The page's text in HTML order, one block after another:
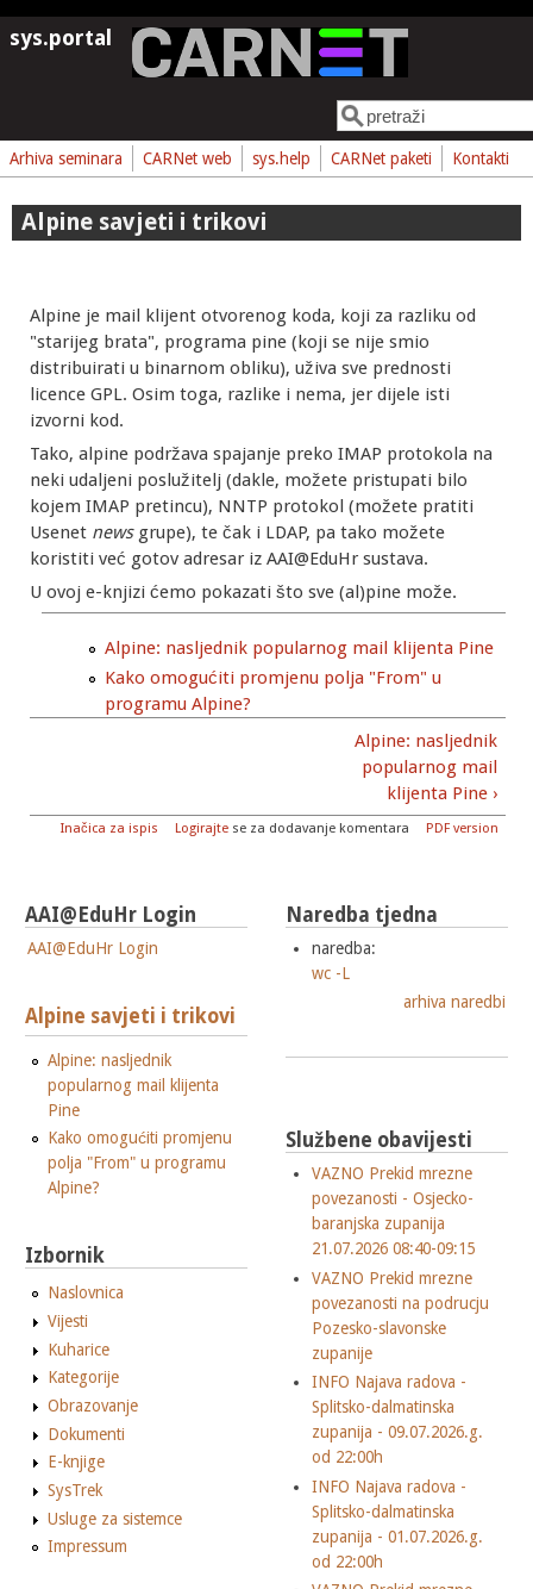
Skoči na glavni sadržaj
sys.portal
Obrazac pretrage
Pretraga
Arhiva seminara CARNet web sys.help CARNet paketi Kontakti
Alpine savjeti i trikovi
Alpine je mail klijent otvorenog koda, koji za razliku od
"starijeg brata", programa pine (koji se nije smio
distribuirati u binarnom obliku), uživa sve prednosti
licence GPL. Osim toga, razlike i nema, jer dijele isti
izvorni kod.
Tako, alpine podržava spajanje preko IMAP protokola na
neki udaljeni poslužitelj (dakle, možete pristupati bilo
kojem IMAP pretincu), NNTP protokol (možete pratiti
Usenet news grupe), te čak i LDAP, pa tako možete
koristiti već gotov adresar iz AAI@EduHr sustava.
U ovoj e-knjizi ćemo pokazati što sve (al)pine može.
Alpine: nasljednik popularnog mail klijenta Pine
Kako omogućiti promjenu polja "From" u
programu Alpine?
Alpine: nasljednik
popularnog mail
klijenta Pine ›
Inačica za ispis Logirajte se za dodavanje komentara PDF version
AAI@EduHr Login
AAI@EduHr Login
Alpine savjeti i trikovi
Alpine: nasljednik
popularnog mail klijenta
Pine
Kako omogućiti promjenu
polja "From" u programu
Alpine?
Izbornik
Naslovnica
Vijesti
Kuharice
Kategorije
Obrazovanje
Dokumenti
E-knjige
SysTrek
Usluge za sistemce
Impressum
Naredba tjedna
naredba:
wc -L
arhiva naredbi
Službene obavijesti
VAZNO Prekid mrezne
povezanosti - Osjecko-
baranjska zupanija
21.07.2026 08:40-09:15
VAZNO Prekid mrezne
povezanosti na podrucju
Pozesko-slavonske
zupanije
INFO Najava radova -
Splitsko-dalmatinska
zupanija - 09.07.2026.g.
od 22:00h
INFO Najava radova -
Splitsko-dalmatinska
zupanija - 01.07.2026.g.
od 22:00h